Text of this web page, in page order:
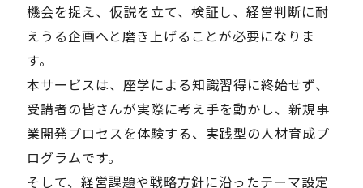
News
サイト内検索
Contact
機会を捉え、仮説を立て、検証し、経営判断に耐
えうる企画へと磨き上げることが必要になりま
す。
本サービスは、座学による知識習得に終始せず、
受講者の皆さんが実際に考え手を動かし、新規事
業開発プロセスを体験する、実践型の人材育成プ
ログラムです。
そして、経営課題や戦略方針に沿ったテーマ設定